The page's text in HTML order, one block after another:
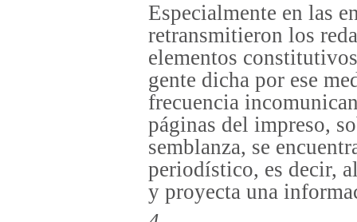
Especialmente en las
retransmitieron los
elementos
gente dicha por ese
frecuencia
páginas del impreso,
semblanza, se
periodístico, es decir,
y proyecta una